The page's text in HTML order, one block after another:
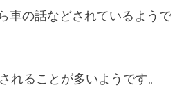
車の話などされているようで
れることが多いようです。